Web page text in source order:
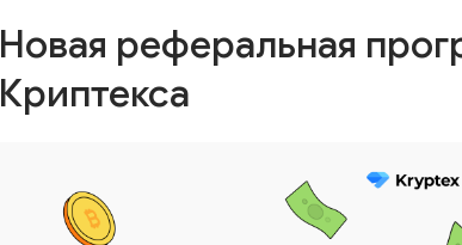
Новая реферальная
Криптекса